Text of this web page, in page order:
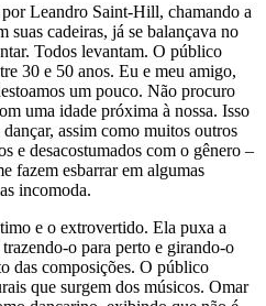
Leandro Saint-Hill, chamando a
suas cadeiras, já se balançava no
Todos levantam. O público
30 e 50 anos. Eu e meu amigo,
um pouco. Não procuro
uma idade próxima à nossa. Isso
assim como muitos outros
e desacostumados com o gênero –
fazem esbarrar em algumas
incomoda.
e o extrovertido. Ela puxa a
o para perto e girando-o
das composições. O público
que surgem dos músicos. Omar